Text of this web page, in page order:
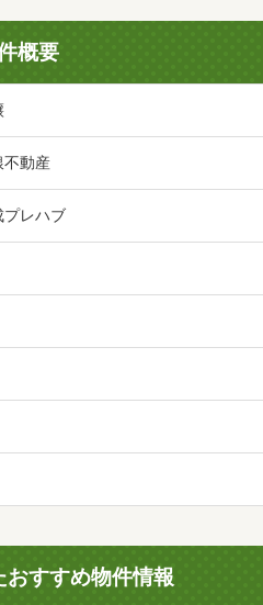
概要
不動産
プレハブ
すすめ物件情報